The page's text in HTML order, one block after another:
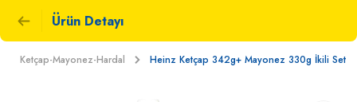
Ürün Detayı
Ketçap-Mayonez-Hardal Heinz Ketçap 342g+ Mayonez 330g İkili Set